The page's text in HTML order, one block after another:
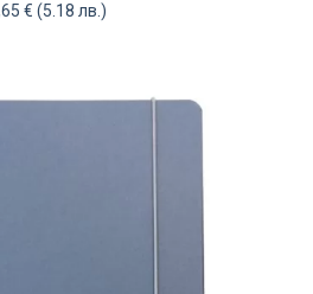
€ (5.18 лв.)